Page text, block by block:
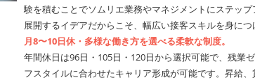
験を積むことでソムリエ業務やマネジメントにステッ
展開するイデアだからこそ、幅広い接客スキルを身につ
月8〜10日休・多様な働き方を選べる柔軟な制度。
年間休日は96日・105日・120日から選択可能で、残業
フスタイルに合わせたキャリア形成が可能です。昇給